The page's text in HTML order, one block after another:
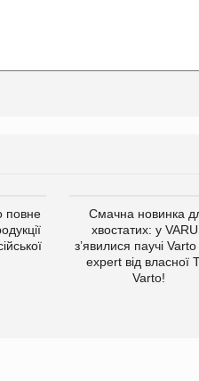
повне
Смачна новинка
хвостатих: у
з’явилися паучі
expert від власної
Varto!